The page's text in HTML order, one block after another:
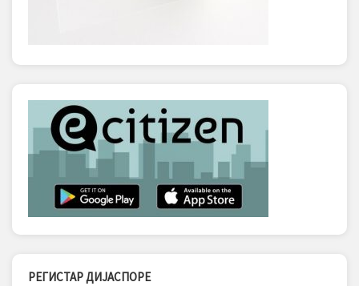
РЕГИСТАР ДИЈАСПОРЕ